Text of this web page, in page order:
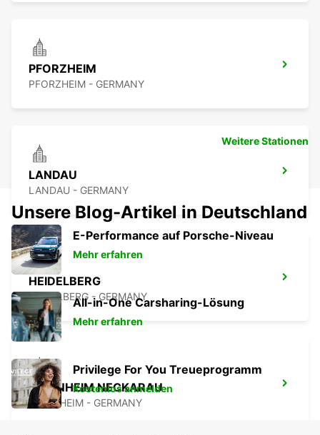
PFORZHEIM
PFORZHEIM - GERMANY
LANDAU
LANDAU - GERMANY
HEIDELBERG
HEIDELBERG - GERMANY
MANNHEIM NECKARAU
MANNHEIM - GERMANY
Weitere Stationen
Unsere Blog-Artikel in Deutschland
E-Performance auf Porsche-Niveau
Mehr erfahren
All-in-One Carsharing-Lösung
Mehr erfahren
Privilege For You Treueprogramm
Kostenlos anmelden